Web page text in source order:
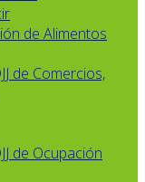
de Alimentos
de Comercios,
de Ocupación